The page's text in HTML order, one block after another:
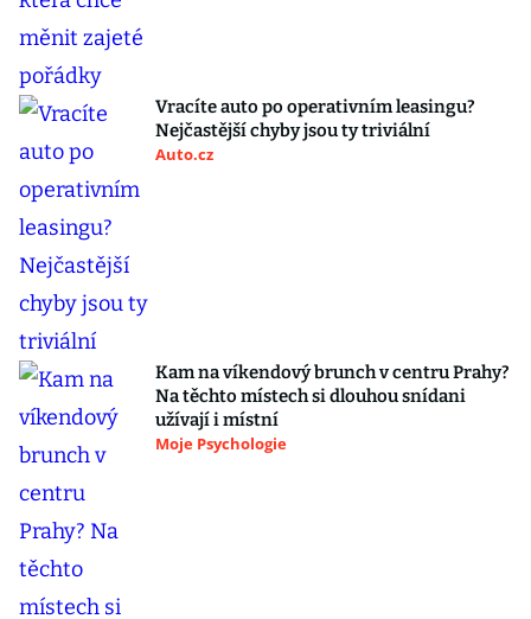
Vracíte auto po operativním leasingu?
Nejčastější chyby jsou ty triviální
Auto.cz
Kam na víkendový brunch v centru Prahy?
Na těchto místech si dlouhou snídani
užívají i místní
Moje Psychologie